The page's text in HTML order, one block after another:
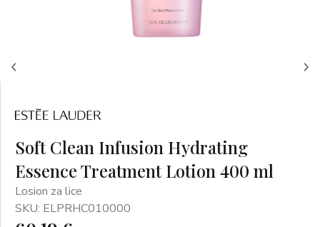
Soft Clean Infusion Hydrating
Essence Treatment Lotion 400 ml
Losion za lice
SKU: ELPRHC010000